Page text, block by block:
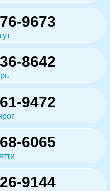
9673
8642
9472
6065
9144